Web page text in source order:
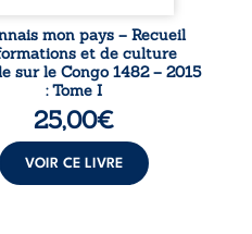
mon pays – Recueil
et de culture
sur le Congo 1482 – 2015
: Tome I
25,00€
VOIR CE LIVRE